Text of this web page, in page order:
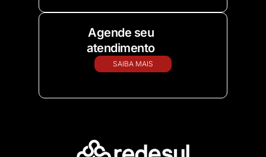
Agende seu
atendimento
SAIBA MAIS